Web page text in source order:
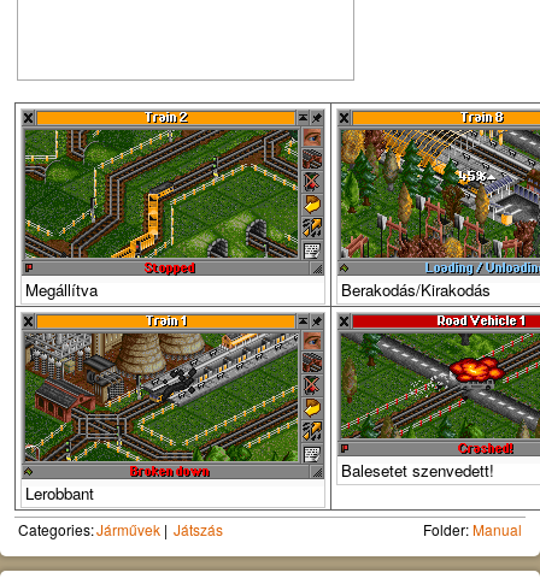
Megállítva Berakodás/Kirakodás
Lerobbant
Balesetet szenvedett!
Categories:Járművek Játszás Folder:Manual